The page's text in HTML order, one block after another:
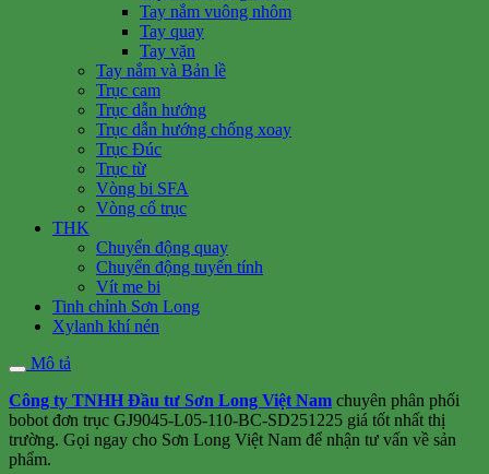
Tay nắm vuông nhôm
Tay quay
Tay vặn
Tay nắm và Bản lề
Trục cam
Trục dẫn hướng
Trục dẫn hướng chống xoay
Trục Đúc
Trục từ
Vòng bi SFA
Vòng cổ trục
THK
Chuyển động quay
Chuyển động tuyến tính
Vít me bi
Tinh chỉnh Sơn Long
Xylanh khí nén
Mô tả
Công ty TNHH Đầu tư Sơn Long Việt Nam chuyên phân phối
bobot đơn trục GJ9045-L05-110-BC-SD251225 giá tốt nhất thị
trường. Gọi ngay cho Sơn Long Việt Nam để nhận tư vấn về sản
phẩm.